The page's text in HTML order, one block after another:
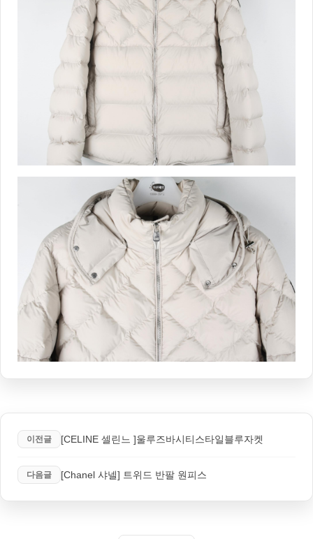
이전글 [CELINE 셀린느 ]울루즈바시티스타일블루자켓
다음글 [Chanel 샤넬] 트위드 반팔 원피스